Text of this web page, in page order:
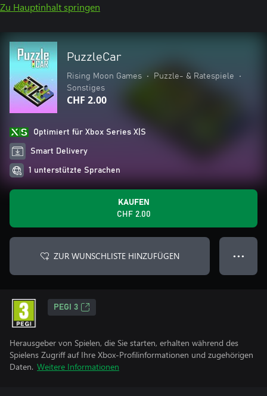
Zu Hauptinhalt springen
PuzzleCar
Rising Moon Games • Puzzle- & Ratespiele
•
Sonstiges
CHF 2.00
Optimiert für Xbox Series X|S
Smart Delivery
1 unterstützte Sprachen
KAUFEN
CHF 2.00
ZUR WUNSCHLISTE HINZUFÜGEN ● ● ●
PEGI 3
Herausgeber von Spielen, die Sie starten, erhalten während des
Spielens Zugriff auf Ihre Xbox-Profilinformationen und zugehörigen
Daten. Weitere Informationen